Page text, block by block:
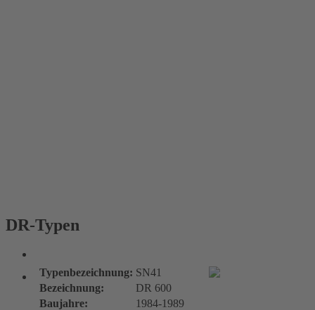
DR-Typen
Typenbezeichnung: SN41
Bezeichnung:
DR 600
Baujahre:
1984-1989